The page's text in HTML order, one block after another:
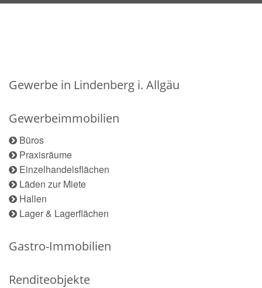
Gewerbe in Lindenberg i. Allgäu
Gewerbeimmobilien
Büros
Praxisräume
Einzelhandelsflächen
Läden zur Miete
Hallen
Lager & Lagerflächen
Gastro-Immobilien
Renditeobjekte